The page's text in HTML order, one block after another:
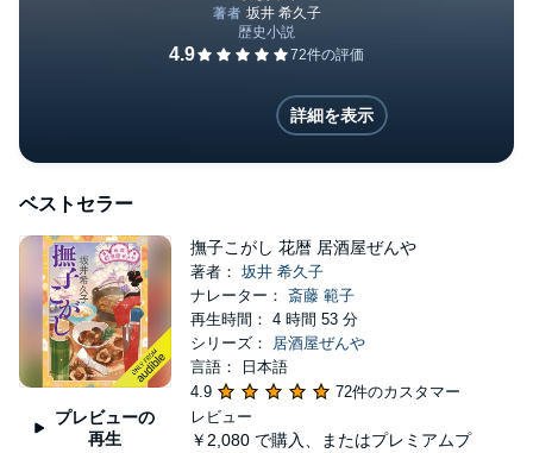
撫子こがし 花暦 居酒屋ぜんや
詳細を表示
ベストセラー
プレビューの
再生
撫子こがし 花暦 居酒屋ぜんや
著者： 坂井 希久子
ナレーター： 斎藤 範子
再生時間： 4 時間 53 分
シリーズ： 居酒屋ぜんや
言語： 日本語
4.9
72件のカスタマー
レビュー
￥2,080 で購入、またはプレミアムプ